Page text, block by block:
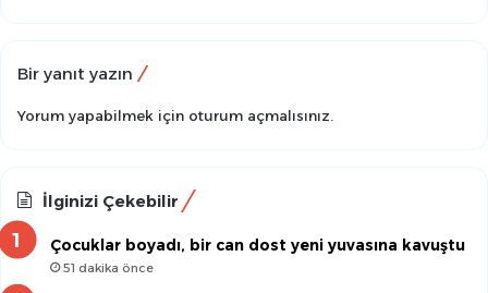
Bir yanıt yazın
Yorum yapabilmek için oturum açmalısınız
İlginizi Çekebilir
Çocuklar boyadı, bir can dost yeni yuvasına kavuştu
51 dakika önce